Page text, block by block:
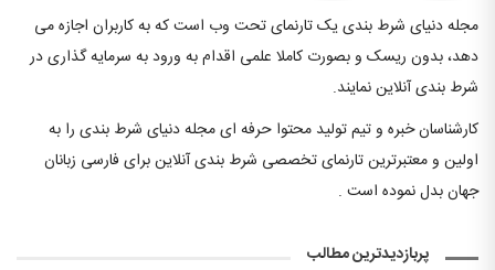
مجله دنیای شرط بندی یک تارنمای تحت وب است که به کاربران اجازه می
دهد، بدون ریسک و بصورت کاملا علمی اقدام به ورود به سرمایه گذاری در
شرط بندی آنلاین نمایند.
کارشناسان خبره و تیم تولید محتوا حرفه ای مجله دنیای شرط بندی را به
اولین و معتبرترین تارنمای تخصصی شرط بندی آنلاین برای فارسی زبانان
جهان بدل نموده است .
پربازدیدترین مطالب